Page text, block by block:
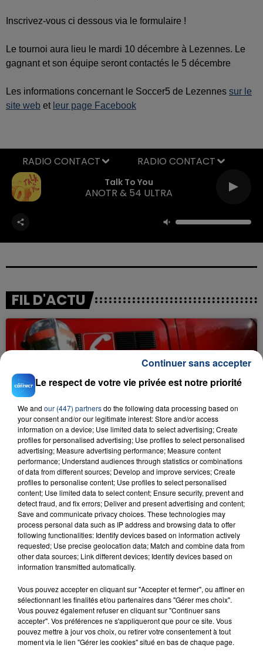
Inscrivez-vous ci dessous via le formulaire !
Le tournoi aura lieu le mardi 10 décembre à Lezennes. Le
gagnant et son équipe seront contactés le 5 décembre
Les informations concernant le Soccer5 de Lezennes sur le
site web et leur page Facebook
Talk To You
ANOTR & 54 ULTRA
RADIO CONTACT
FIL D'ACTU
23 juillet 2026
INCENDIE MORTEL À LENS : UNE FEMME ET
SON BÉBÉ ENTRE LA VIE ET LA...
Un homme s'est immolé par le feu après avoir
aspergé sa compagne et leur bébé de trois mois
d'un liquide inflammable.
20 juillet 2026
UNE ADOLESCENTE DEVANT SE FAIRE
OPÉRER DE LA CHEVILLE RESSORT DE LA...
La famille a porté plainte contre la clinique qui a
reconnu sa responsabilité et présenté ses
excuses.
TITRES DIFFUSÉS
Le respect de votre vie privée est notre priorité
We and our (447) partnersdo the following data processing based on
your consent and/or our legitimate interest: Store and/or access
information on a device; Use limited data to select advertising; Create
profiles for personalised advertising; Use profiles to select personalised
advertising; Measure advertising performance; Measure content
performance; Understand audiences through statistics or combinations
of data from different sources; Develop and improve services; Create
profiles to personalise content; Use profiles to select personalised
content; Use limited data to select content; Ensure security, prevent and
detect fraud, and fix errors; Deliver and present advertising and content;
Save and communicate privacy choices. These technologies may
process personal data such as IP address and browsing data to offer
following functionalities: Identify devices based on information actively
requested; Use precise geolocation data; Match and combine data from
other data sources; Link different devices; Identify devices based on
information transmitted automatically.
Vous pouvez accepter en cliquant sur "Accepter et fermer", ou affiner en
sélectionnant les finalités et/ou partenaires dans "Gérer mes choix".
Vous pouvez également refuser en cliquant sur "Continuer sans
accepter". Vos préférences ne s'appliqueront que pour ce site. Vous
pouvez mettre à jour vos choix, ou retirer votre consentement à tout
moment via le lien "Gérer les cookies" situé en bas de chaque page.
Continuer sans accepter